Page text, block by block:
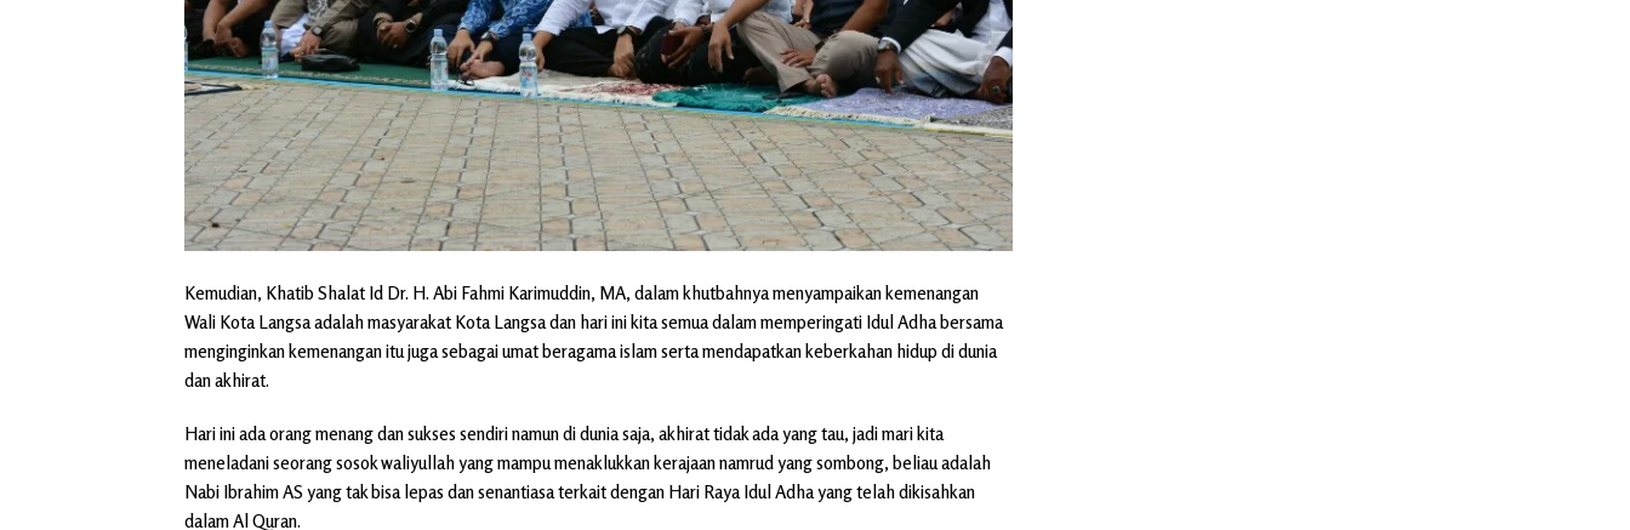
Kemudian, Khatib Shalat Id Dr. H. Abi Fahmi Karimuddin, MA, dalam khutbahnya menyampaikan kemenangan
Wali Kota Langsa adalah masyarakat Kota Langsa dan hari ini kita semua dalam memperingati Idul Adha bersama
menginginkan kemenangan itu juga sebagai umat beragama islam serta mendapatkan keberkahan hidup di dunia
dan akhirat.
Hari ini ada orang menang dan sukses sendiri namun di dunia saja, akhirat tidak ada yang tau, jadi mari kita
meneladani seorang sosok waliyullah yang mampu menaklukkan kerajaan namrud yang sombong, beliau adalah
Nabi Ibrahim AS yang tak bisa lepas dan senantiasa terkait dengan Hari Raya Idul Adha yang telah dikisahkan
dalam Al Quran.